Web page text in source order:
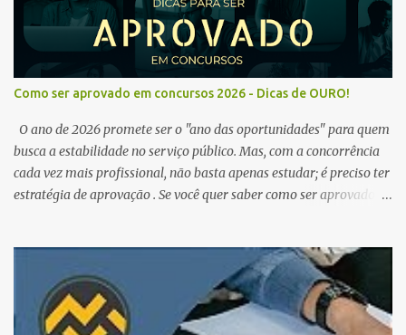
Como ser aprovado em concursos 2026 - Dicas de OURO!
O ano de 2026 promete ser o "ano das oportunidades" para quem
busca a estabilidade no serviço público. Mas, com a concorrência
cada vez mais profissional, não basta apenas estudar; é preciso ter
estratégia de aprovação . Se você quer saber como ser aprovado
Edital Verticalizado Não comece a estudar sem ler o edital. A dica
de ouro é criar um edital verticalizado . Liste todos os tópicos e
marque seu progresso (Teoria / Resumo / Questões). Isso evita que
você perca tempo com conteúdos irrelevantes e garante que você